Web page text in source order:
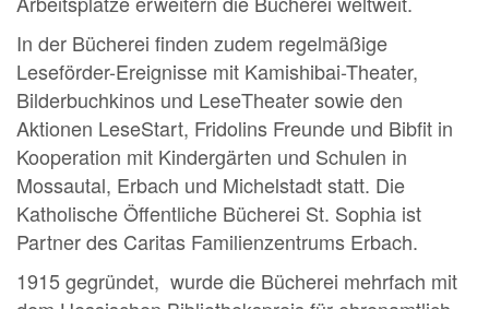
In der Bücherei finden zudem regelmäßige
Leseförder-Ereignisse mit Kamishibai-Theater,
Bilderbuchkinos und LeseTheater sowie den
Aktionen LeseStart, Fridolins Freunde und Bibfit in
Kooperation mit Kindergärten und Schulen in
Mossautal, Erbach und Michelstadt statt. Die
Katholische Öffentliche Bücherei St. Sophia ist
Partner des Caritas Familienzentrums Erbach.
1915 gegründet, wurde die Bücherei mehrfach mit